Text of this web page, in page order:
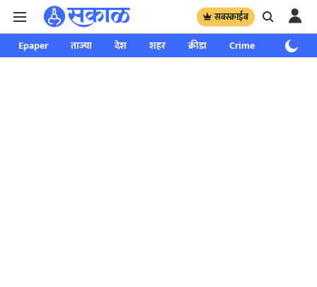
सबस्क्राईब
Epaper ताज्या देश शहर क्रीडा Crime साप्ताहिक